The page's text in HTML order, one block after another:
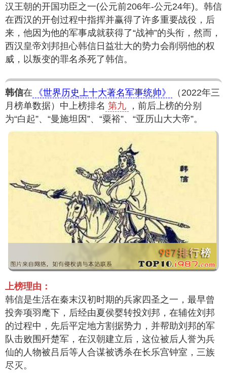
汉王朝的开国功臣之一(公元前206年-公元24年)。韩信
在西汉的开创过程中指挥并赢得了许多重要战役，后
来，他因为他的军事成就获得了“战神”的头衔，然而，
西汉皇帝刘邦担心韩信日益壮大的势力会削弱他的权
威，以叛变的罪名杀死了韩信。
韩信在 《世界历史上十大著名军事统帅》
（2022年三
月榜单数据）中上榜排名 第九
，前后上榜的分别
为“白起”、“曼施坦因”、“粟裕”、“亚历山大大帝”。
上榜理由：
韩信是生活在秦末汉初时期的兵家四圣之一，最早曾
投奔项羽麾下，后经由夏侯婴转投刘邦，在辅佐刘邦
的过程中，先后平定地方割据势力，并帮助刘邦的军
队击败围歼楚军，在汉朝建立后，这位被后人誉为兵
仙的人物被吕后等人合谋被诱杀在长乐宫钟室，三族
尽灭。